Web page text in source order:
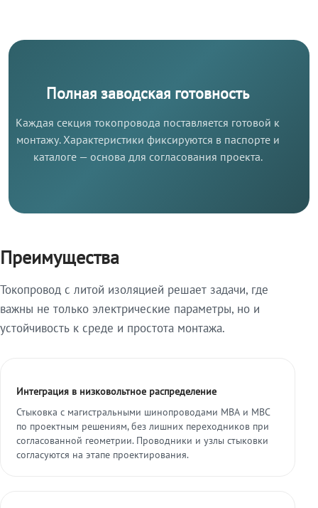
Полная заводская готовность
Каждая секция токопровода поставляется готовой к
монтажу. Характеристики фиксируются в паспорте и
каталоге — основа для согласования проекта.
Преимущества
Токопровод с литой изоляцией решает задачи, где
важны не только электрические параметры, но и
устойчивость к среде и простота монтажа.
Интеграция в низковольтное распределение
Стыковка с магистральными шинопроводами МВА и МВС
по проектным решениям, без лишних переходников при
согласованной геометрии. Проводники и узлы стыковки
согласуются на этапе проектирования.